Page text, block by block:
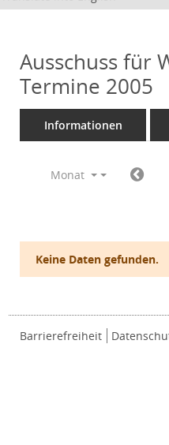
Ausschuss für
Termine 2005
Informationen
Monat
Keine Daten gefunden.
Barrierefreiheit